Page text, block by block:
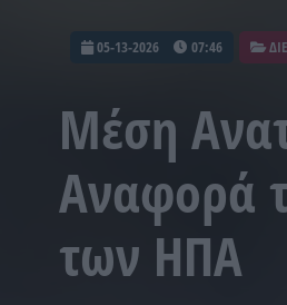
05-13-2026 07:46
Μέση
Αναφορά
των ΗΠΑ